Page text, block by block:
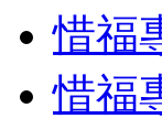
惜福
惜福